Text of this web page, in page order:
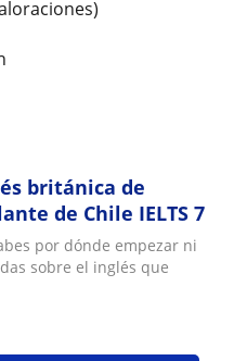
británica de
de Chile IELTS 7
por dónde empezar ni
sobre el inglés que